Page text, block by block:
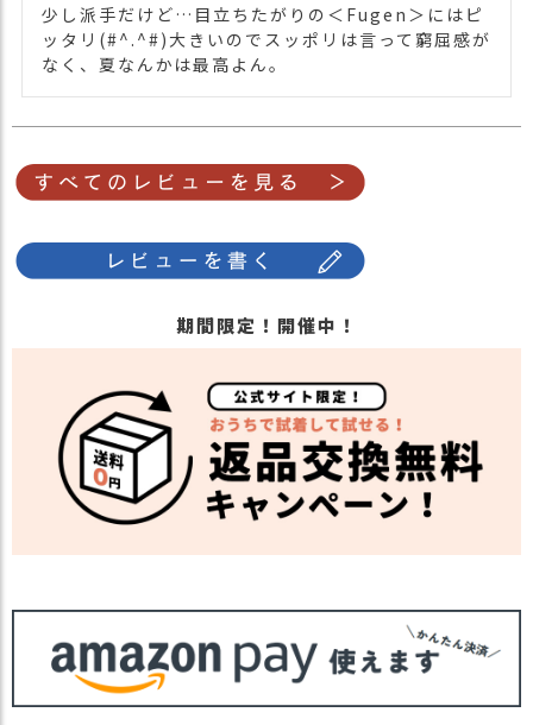
少し派手だけど…目立ちたがりの＜Fugen＞にはピ
ッタリ(#^.^#)大きいのでスッポリは言って窮屈感が
なく、夏なんかは最高よん。
期間限定！開催中！